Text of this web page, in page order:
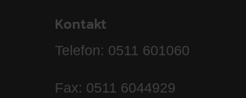
Kontakt
Telefon: 0511 601060
Fax: 0511 6044929